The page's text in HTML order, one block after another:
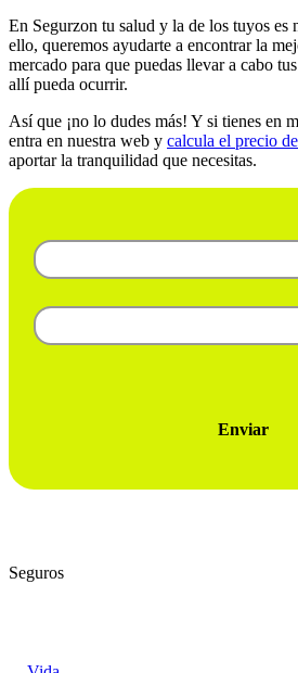
En Segurzon tu salud y la de los tuyos es
ello, queremos ayudarte a encontrar la
mercado para que puedas llevar a cabo
allí pueda ocurrir.
Así que ¡no lo dudes más! Y si tienes en
entra en nuestra web y calcula el precio
aportar la tranquilidad que necesitas.
Enviar
Seguros